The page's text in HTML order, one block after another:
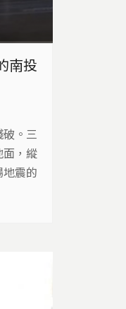
南投
。三
面，縱
震的
。